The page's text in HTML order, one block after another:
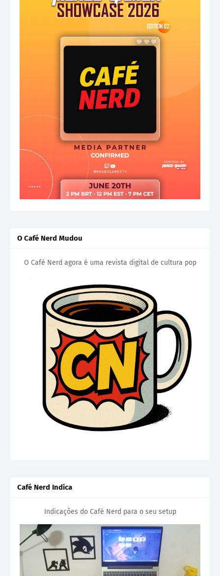
O Café Nerd Mudou
O Café Nerd agora é uma revista digital de cultura pop
Café Nerd Indica
Indicações do Café Nerd para o seu setup